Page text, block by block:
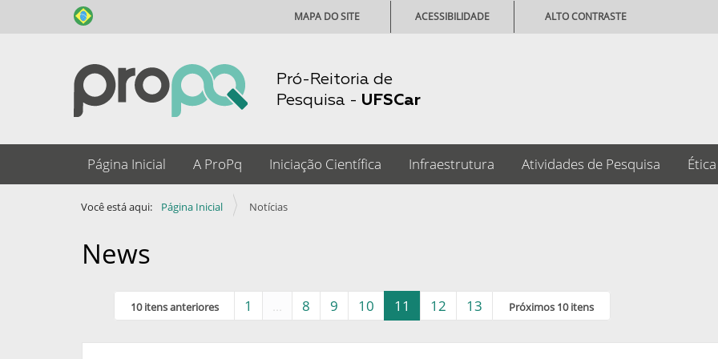
Pró-Reitoria de
Pesquisa - UFSCar
MAPA DO SITE ACESSIBILIDADE ALTO CONTRASTE
Página Inicial A ProPq Iniciação Científica Infraestrutura Atividades de Pesquisa Ética
Você está aqui: Página Inicial Notícias
News
10 itens anteriores 1 ... 8 9 10 11 12 13 Próximos 10 itens